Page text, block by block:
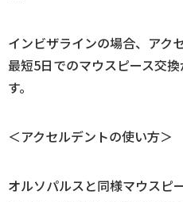
インビザラインの場合、アク
最短5日でのマウスピース交
す。
＜アクセルデントの使い方＞
オルソパルスと同様マウスピ